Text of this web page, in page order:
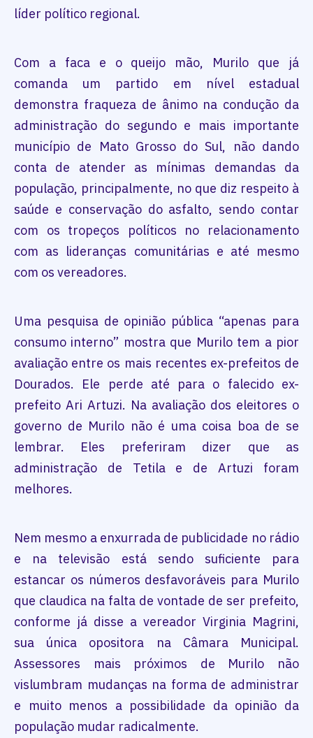
líder político regional.
Com a faca e o queijo mão, Murilo que já
comanda um partido em nível estadual
demonstra fraqueza de ânimo na condução da
administração do segundo e mais importante
município de Mato Grosso do Sul, não dando
conta de atender as mínimas demandas da
população, principalmente, no que diz respeito à
saúde e conservação do asfalto, sendo contar
com os tropeços políticos no relacionamento
com as lideranças comunitárias e até mesmo
com os vereadores.
Uma pesquisa de opinião pública “apenas para
consumo interno” mostra que Murilo tem a pior
avaliação entre os mais recentes ex-prefeitos de
Dourados. Ele perde até para o falecido ex-
prefeito Ari Artuzi. Na avaliação dos eleitores o
governo de Murilo não é uma coisa boa de se
lembrar. Eles preferiram dizer que as
administração de Tetila e de Artuzi foram
melhores.
Nem mesmo a enxurrada de publicidade no rádio
e na televisão está sendo suficiente para
estancar os números desfavoráveis para Murilo
que claudica na falta de vontade de ser prefeito,
conforme já disse a vereador Virginia Magrini,
sua única opositora na Câmara Municipal.
Assessores mais próximos de Murilo não
vislumbram mudanças na forma de administrar
e muito menos a possibilidade da opinião da
população mudar radicalmente.